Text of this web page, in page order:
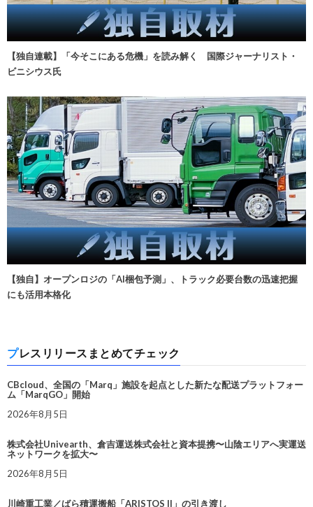
【独自連載】「今そこにある危機」を読み解く 国際ジャーナリスト・
ビニシウス氏
【独自】オープンロジの「AI梱包予測」、トラック必要台数の迅速把握
にも活用本格化
プレスリリースまとめてチェック
CBcloud、全国の「Marq」施設を起点とした新たな配送プラットフォー
ム「MarqGO」開始
2026年8月5日
株式会社Univearth、倉吉運送株式会社と資本提携〜山陰エリアへ実運送
ネットワークを拡大〜
2026年8月5日
川崎重工業／ばら積運搬船「ARISTOS II」の引き渡し